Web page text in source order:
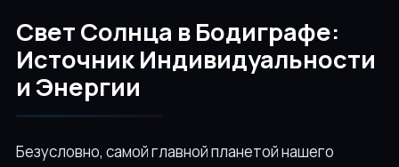
Свет Солнца в Бодиграфе:
Источник Индивидуальности
и Энергии
Безусловно, самой главной планетой нашего